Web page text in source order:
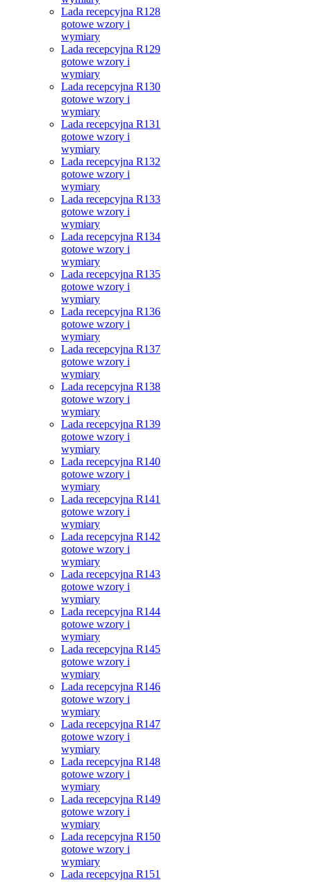
Lada recepcyjna R128
gotowe wzory i
wymiary
Lada recepcyjna R129
gotowe wzory i
wymiary
Lada recepcyjna R130
gotowe wzory i
wymiary
Lada recepcyjna R131
gotowe wzory i
wymiary
Lada recepcyjna R132
gotowe wzory i
wymiary
Lada recepcyjna R133
gotowe wzory i
wymiary
Lada recepcyjna R134
gotowe wzory i
wymiary
Lada recepcyjna R135
gotowe wzory i
wymiary
Lada recepcyjna R136
gotowe wzory i
wymiary
Lada recepcyjna R137
gotowe wzory i
wymiary
Lada recepcyjna R138
gotowe wzory i
wymiary
Lada recepcyjna R139
gotowe wzory i
wymiary
Lada recepcyjna R140
gotowe wzory i
wymiary
Lada recepcyjna R141
gotowe wzory i
wymiary
Lada recepcyjna R142
gotowe wzory i
wymiary
Lada recepcyjna R143
gotowe wzory i
wymiary
Lada recepcyjna R144
gotowe wzory i
wymiary
Lada recepcyjna R145
gotowe wzory i
wymiary
Lada recepcyjna R146
gotowe wzory i
wymiary
Lada recepcyjna R147
gotowe wzory i
wymiary
Lada recepcyjna R148
gotowe wzory i
wymiary
Lada recepcyjna R149
gotowe wzory i
wymiary
Lada recepcyjna R150
gotowe wzory i
wymiary
Lada recepcyjna R151